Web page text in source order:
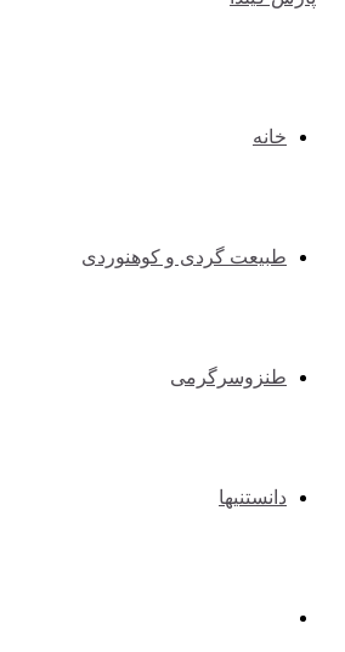
خانه
طبیعت گردی و کوهنوردی
طنزوسرگرمی
دانستنیها